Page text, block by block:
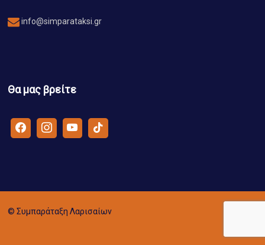
info@simparataksi.gr
Θα μας βρείτε
© Συμπαράταξη Λαρισαίων